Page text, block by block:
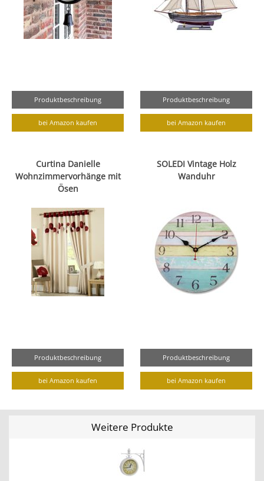
Produktbeschreibung
bei Amazon kaufen
Produktbeschreibung
bei Amazon kaufen
Curtina Danielle
Wohnzimmervorhänge mit
Ösen
Produktbeschreibung
bei Amazon kaufen
SOLEDI Vintage Holz
Wanduhr
Produktbeschreibung
bei Amazon kaufen
Weitere Produkte